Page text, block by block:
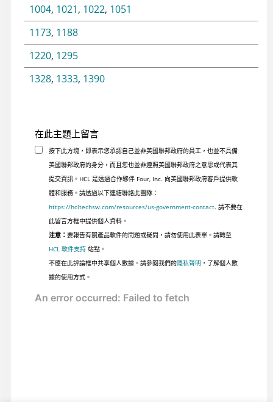
1004, 1021, 1022, 1051
1173, 1188
1220, 1295
1328, 1333, 1390
在此主題上留言
按下此方塊，即表示您承認自己並非美國聯邦政府的員工，也並不具備
美國聯邦政府的身分，而且您也並非遵照美國聯邦政府之意思或代表其
提交資訊。HCL 是透過合作夥伴 Four, Inc. 向美國聯邦政府客戶提供軟
體和服務。請透過以下連結聯絡此團隊：
https://hcltechsw.com/resources/us-government-contact. 請不要在
此留言方框中提供個人資料。
注意： 要報告有關產品軟件的問題或疑問，請勿使用此表單。請轉至
HCL 軟件支持站點。
不應在此評論框中共享個人數據。請參閱我們的隱私聲明，了解個人數
據的使用方式。